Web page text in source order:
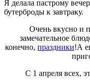
Я делала пастрому
бутерброды к завтраку.
Очень вкусно и
замечательное
конечно, праздники!А
С 1 апреля всех,